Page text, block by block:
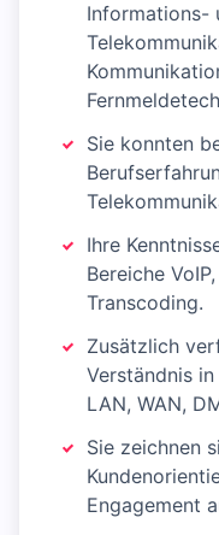
Informations-
Sie konnten
Ihre
Bereiche
Transcoding.
Zusätzlich
Verständnis
LAN, WAN,
Sie zeichnen
Engagement